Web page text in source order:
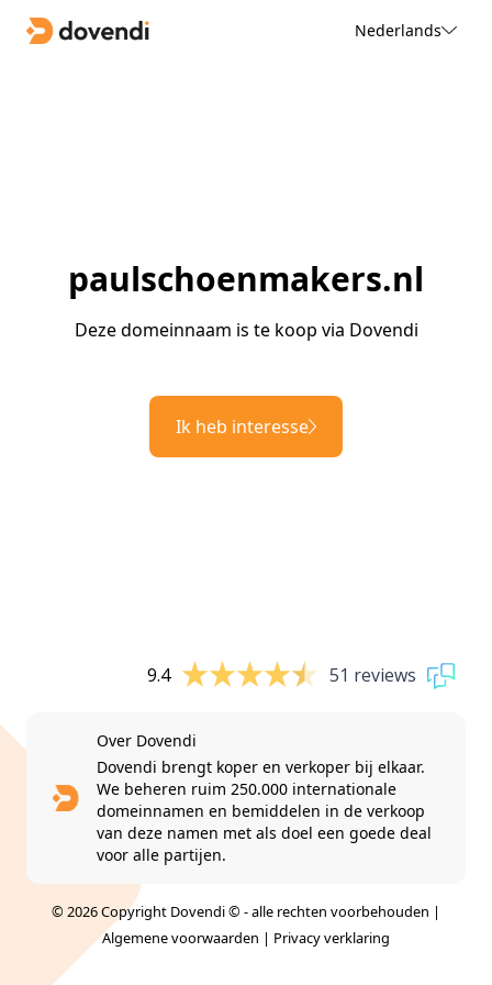
Nederlands
paulschoenmakers.nl
Deze domeinnaam is te koop via Dovendi
Ik heb interesse
9.4 51 reviews
Over Dovendi
Dovendi brengt koper en verkoper bij elkaar.
We beheren ruim 250.000 internationale
domeinnamen en bemiddelen in de verkoop
van deze namen met als doel een goede deal
voor alle partijen.
© 2026 Copyright Dovendi © - alle rechten voorbehouden |
Algemene voorwaarden | Privacy verklaring